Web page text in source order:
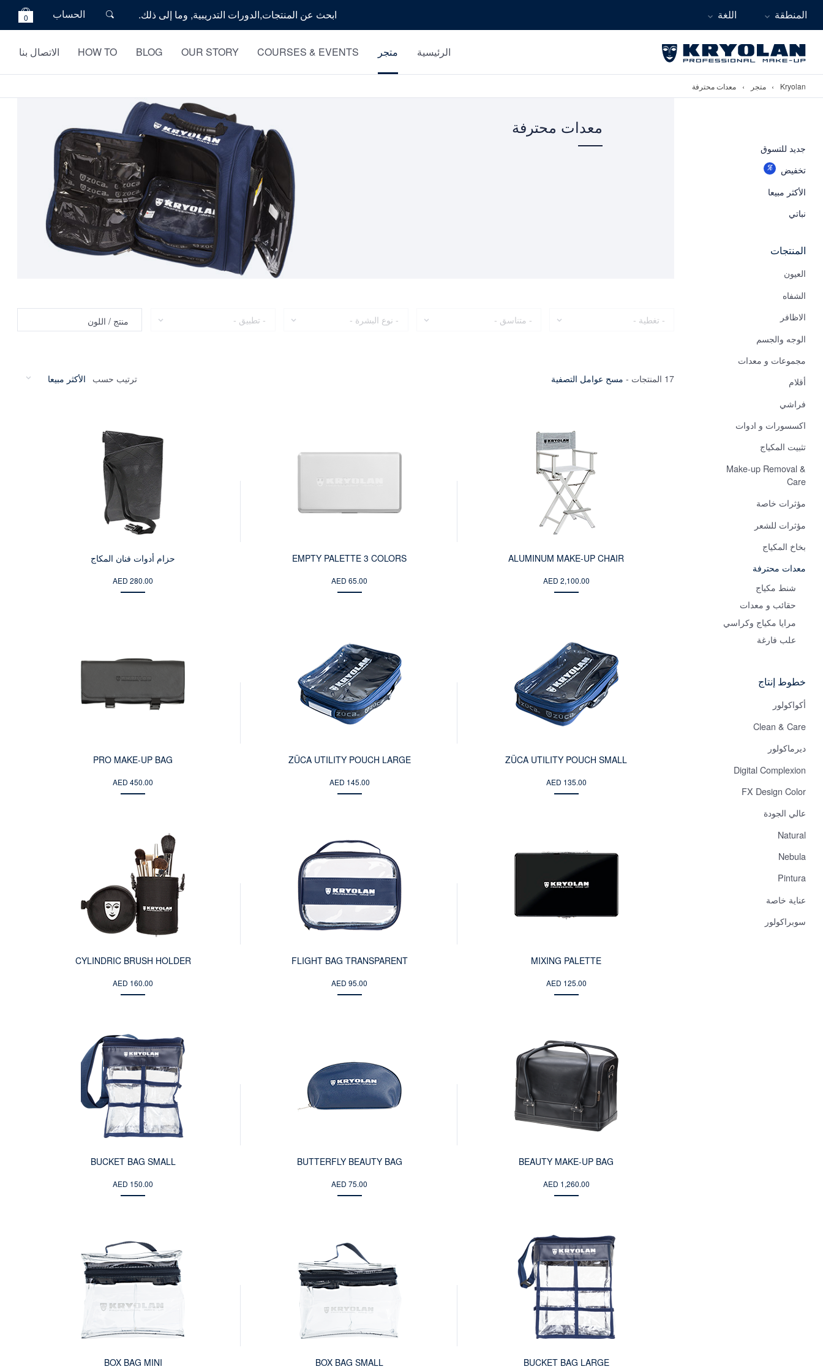
المنطقة اللغة الحساب 0
الرئيسية متجر COURSES & EVENTS
OUR STORY
BLOG
HOW TO الاتصال بنا
Kryolan
› متجر › معدات محترفة
جديد للتسوق
تخفيض
الأكثر مبيعا
نباتي
المنتجات
العيون
الشفاه
الاظافر
الوجه والجسم
مجموعات و معدات
أقلام
فراشي
اكسسورات و ادوات
تثبيت المكياج
Make-up Removal &
Care
مؤثرات خاصة
مؤثرات للشعر
بخاخ المكياج
معدات محترفة
شنط مكياج
حقائب و معدات
مرايا مكياج وكراسي
علب فارغة
خطوط إنتاج
أكواكولور
Clean & Care
ديرماكولور
Digital Complexion
FX Design Color
عالي الجودة
Natural
Nebula
Pintura
عناية خاصة
سوبراكولور
معدات محترفة
تغطية متناسق نوع البشرة تطبيق منتج / اللون
17 المنتجات - مسح عوامل التصفية ترتيب حسب
ALUMINUM MAKE-UP CHAIR
AED 2,100.00
EMPTY PALETTE 3 COLORS
AED 65.00
حزام أدوات فنان المكاج
AED 280.00
ZÜCA UTILITY POUCH SMALL
AED 135.00
ZÜCA UTILITY POUCH LARGE
AED 145.00
PRO MAKE-UP BAG
AED 450.00
MIXING PALETTE
AED 125.00
FLIGHT BAG TRANSPARENT
AED 95.00
CYLINDRIC BRUSH HOLDER
AED 160.00
BEAUTY MAKE-UP BAG
AED 1,260.00
BUTTERFLY BEAUTY BAG
AED 75.00
BUCKET BAG SMALL
AED 150.00
BUCKET BAG LARGE
BOX BAG SMALL
BOX BAG MINI